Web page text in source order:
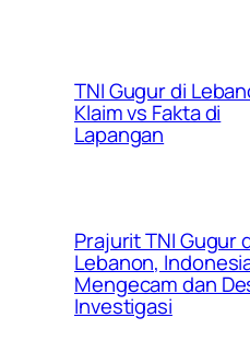
TNI Gugur di
Klaim vs Fakta di
Lapangan
Prajurit TNI Gugur
Lebanon,
Mengecam dan
Investigasi